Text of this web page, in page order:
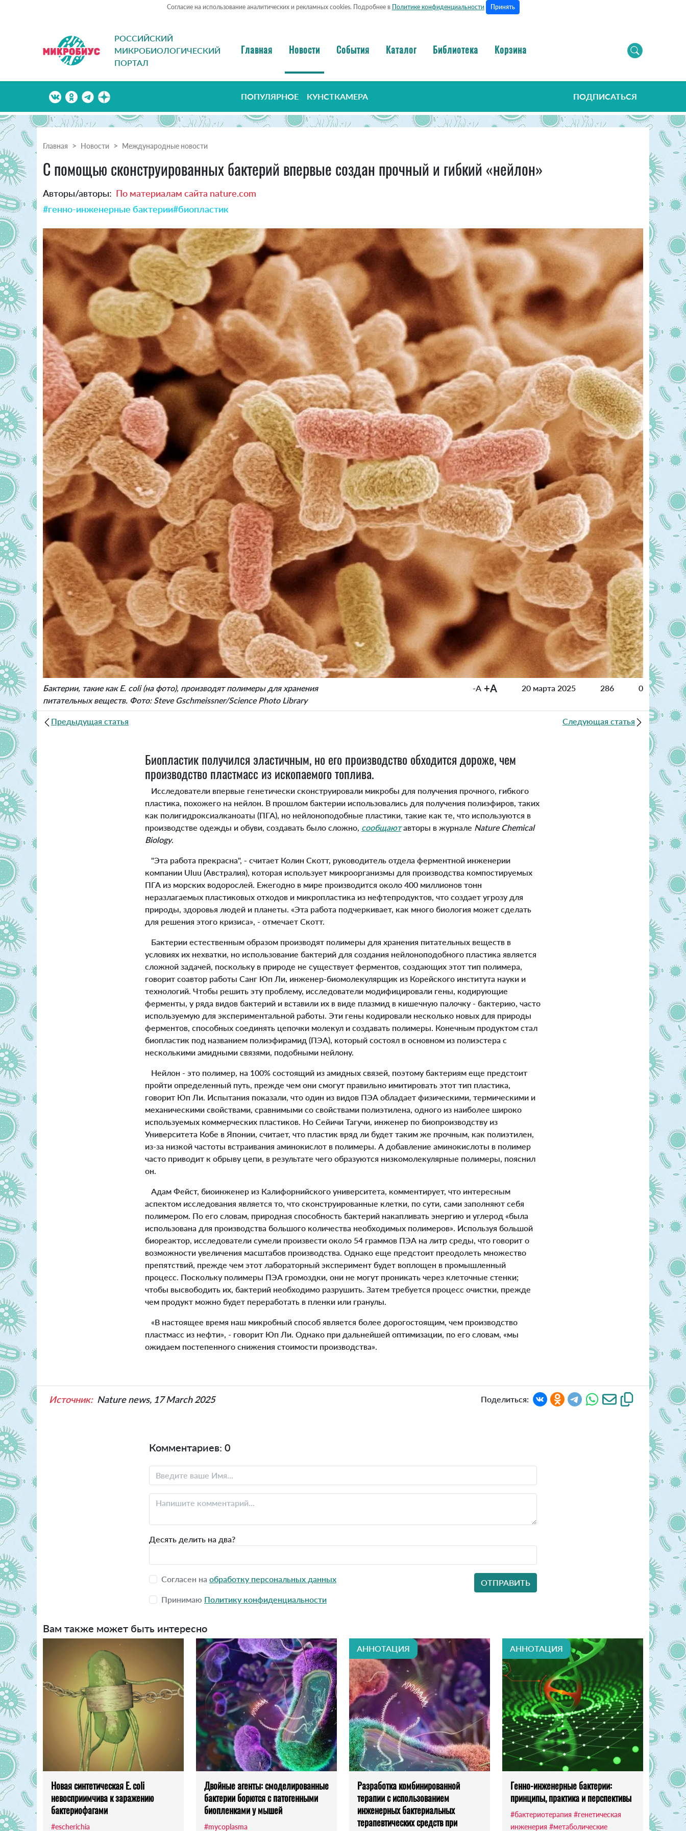
Согласие на использование аналитических и рекламных cookies. Подробнее в Политике конфиденциальности Принять
РОССИЙСКИЙ
МИКРОБИОЛОГИЧЕСКИЙ
ПОРТАЛ
Главная Новости События Каталог Библиотека Корзина
ПОПУЛЯРНОЕ КУНСТКАМЕРА ПОДПИСАТЬСЯ
Главная Новости Международные новости
С помощью сконструированных бактерий впервые создан прочный и гибкий «нейлон»
Авторы/авторы: По материалам сайта nature.com
#генно-инженерные бактерии#биопластик
Бактерии, такие как E. coli (на фото), производят полимеры для хранения
питательных веществ. Фото: Steve Gschmeissner/Science Photo Library
-A +A 20 марта 2025 286 0
Предыдущая статья Следующая статья
Биопластик получился эластичным, но его производство обходится дороже, чем
производство пластмасс из ископаемого топлива.
Исследователи впервые генетически сконструировали микробы для получения прочного, гибкого
пластика, похожего на нейлон. В прошлом бактерии использовались для получения полиэфиров, таких
как полигидроксиалканоаты (ПГА), но нейлоноподобные пластики, такие как те, что используются в
производстве одежды и обуви, создавать было сложно, сообщаютавторы в журнале Nature Chemical
Biology.
"Эта работа прекрасна", - считает Колин Скотт, руководитель отдела ферментной инженерии
компании Uluu (Австралия), которая использует микроорганизмы для производства компостируемых
ПГА из морских водорослей. Ежегодно в мире производится около 400 миллионов тонн
неразлагаемых пластиковых отходов и микропластика из нефтепродуктов, что создает угрозу для
природы, здоровья людей и планеты. «Эта работа подчеркивает, как много биология может сделать
для решения этого кризиса», - отмечает Скотт.
Бактерии естественным образом производят полимеры для хранения питательных веществ в
условиях их нехватки, но использование бактерий для создания нейлоноподобного пластика является
сложной задачей, поскольку в природе не существует ферментов, создающих этот тип полимера,
говорит соавтор работы Санг Юп Ли, инженер-биомолекулярщик из Корейского института науки и
технологий. Чтобы решить эту проблему, исследователи модифицировали гены, кодирующие
ферменты, у ряда видов бактерий и вставили их в виде плазмид в кишечную палочку - бактерию, часто
используемую для экспериментальной работы. Эти гены кодировали несколько новых для природы
ферментов, способных соединять цепочки молекул и создавать полимеры. Конечным продуктом стал
биопластик под названием полиэфирамид (ПЭА), который состоял в основном из полиэстера с
несколькими амидными связями, подобными нейлону.
Нейлон - это полимер, на 100% состоящий из амидных связей, поэтому бактериям еще предстоит
пройти определенный путь, прежде чем они смогут правильно имитировать этот тип пластика,
говорит Юп Ли. Испытания показали, что один из видов ПЭА обладает физическими, термическими и
механическими свойствами, сравнимыми со свойствами полиэтилена, одного из наиболее широко
используемых коммерческих пластиков. Но Сейичи Тагучи, инженер по биопроизводству из
Университета Кобе в Японии, считает, что пластик вряд ли будет таким же прочным, как полиэтилен,
из-за низкой частоты встраивания аминокислот в полимеры. А добавление аминокислоты в полимер
часто приводит к обрыву цепи, в результате чего образуются низкомолекулярные полимеры, пояснил
он.
Адам Фейст, биоинженер из Калифорнийского университета, комментирует, что интересным
аспектом исследования является то, что сконструированные клетки, по сути, сами заполняют себя
полимером. По его словам, природная способность бактерий накапливать энергию и углерод «была
использована для производства большого количества необходимых полимеров». Используя большой
биореактор, исследователи сумели произвести около 54 граммов ПЭА на литр среды, что говорит о
возможности увеличения масштабов производства. Однако еще предстоит преодолеть множество
препятствий, прежде чем этот лабораторный эксперимент будет воплощен в промышленный
процесс. Поскольку полимеры ПЭА громоздки, они не могут проникать через клеточные стенки;
чтобы высвободить их, бактерий необходимо разрушить. Затем требуется процесс очистки, прежде
чем продукт можно будет переработать в пленки или гранулы.
«В настоящее время наш микробный способ является более дорогостоящим, чем производство
пластмасс из нефти», - говорит Юп Ли. Однако при дальнейшей оптимизации, по его словам, «мы
ожидаем постепенного снижения стоимости производства».
Источник: Nature news, 17 March 2025 Поделиться:
Комментариев: 0
Десять делить на два?
Согласен на обработку персональных данных
Принимаю Политику конфиденциальности
Вам также может быть интересно
Новая синтетическая E. coli
невосприимчива к заражению
бактериофагами
#escherichia
Двойные агенты: смоделированные
бактерии борются с патогенными
биопленками у мышей
#mycoplasma
АННОТАЦИЯ
Разработка комбинированной
терапии с использованием
инженерных бактериальных
терапевтических средств при
АННОТАЦИЯ
Генно-инженерные бактерии:
принципы, практика и перспективы
#бактериотерапия #генетическая
инженерия #метаболические